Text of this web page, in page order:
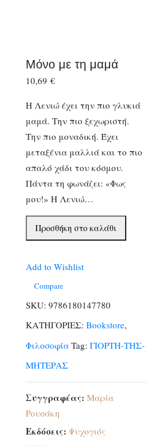
Μόνο με τη μαμά
10,69€
Η Λενιώ έχει την πιο γλυκιά
μαμά. Την πιο ξεχωριστή.
Την πιο μοναδική. Έχει
μεταξένια μαλλιά και το πιο
απαλό χάδι του κόσμου.
Πάντα τη φωνάζει: «Φως
μου!» Η Λενιώ…
Μόνο
με
μαμά
ποσότητα
Προσθήκη στο καλάθι
Add to Wishlist
Compare
SKU: 9786180147780
ΚΑΤΗΓΟΡΙΕΣ: Bookstore,
Φιλοσοφία Tag: ΓΙΟΡΤΗ-ΤΗΣ-
ΜΗΤΕΡΑΣ
Συγγραφέας: Μαρία
Ρουσάκη
Εκδόσεις: Ψυχογιός